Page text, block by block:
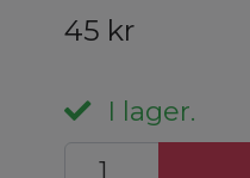
45 kr
I lager.